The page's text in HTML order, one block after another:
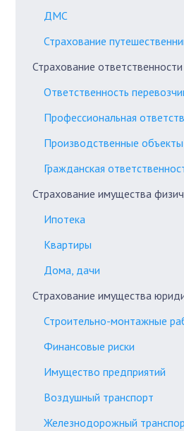
ДМС
Страхование
Страхование ответственности
Ответственность
Профессиональная
Производственные объекты
Гражданская
Страхование имущества
Ипотека
Квартиры
Дома, дачи
Страхование имущества
Строительно-монтажные
Финансовые риски
Имущество предприятий
Воздушный транспорт
Железнодорожный